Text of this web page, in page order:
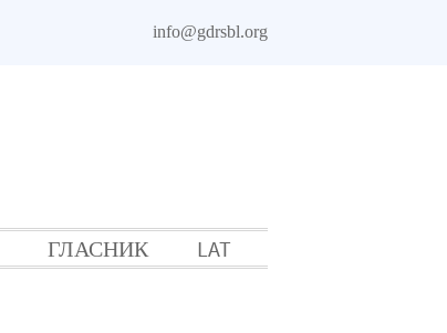
info@gdrsbl.org
ГЛАСНИК LAT